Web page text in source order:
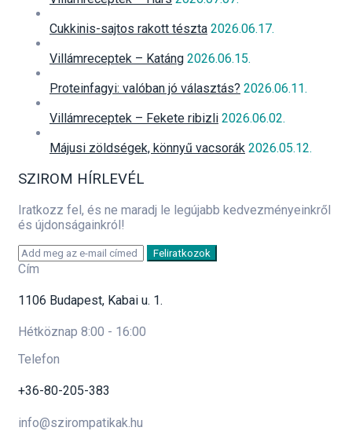
Cukkinis-sajtos rakott tészta 2026.06.17.
Villámreceptek – Katáng 2026.06.15.
Proteinfagyi: valóban jó választás? 2026.06.11.
Villámreceptek – Fekete ribizli 2026.06.02.
Májusi zöldségek, könnyű vacsorák 2026.05.12.
SZIROM HÍRLEVÉL
Iratkozz fel, és ne maradj le legújabb kedvezményeinkről
és újdonságainkról!
Feliratkozok
Cím
1106 Budapest, Kabai u. 1.
Hétköznap 8:00 - 16:00
Telefon
+36-80-205-383
info@szirompatikak.hu